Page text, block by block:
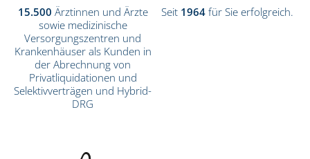
15.500 Ärztinnen und Ärzte
sowie medizinische
Versorgungszentren und
Krankenhäuser als Kunden in
der Abrechnung von
Privatliquidationen und
Selektivverträgen und Hybrid-
DRG
Seit 1964 für Sie erfolgreich.